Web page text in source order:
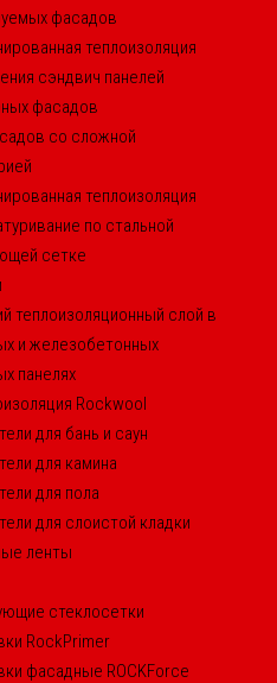
фасадов
теплоизоляция
сэндвич панелей
фасадов
со сложной
теплоизоляция
по стальной
сетке
теплоизоляционный слой в
и железобетонных
панелях
Rockwool
для бань и саун
для камина
для пола
для слоистой кладки
ленты
стеклосетки
RockPrimer
фасадные ROCKForce